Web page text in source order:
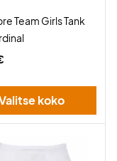
Team Girls Tank
koko